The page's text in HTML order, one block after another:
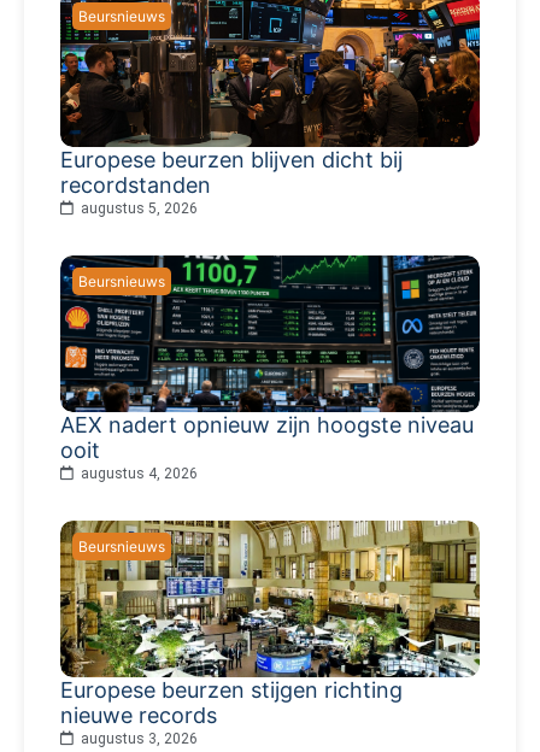
Beursnieuws
Europese beurzen blijven dicht bij
recordstanden
augustus 5, 2026
Beursnieuws
AEX nadert opnieuw zijn hoogste niveau
ooit
augustus 4, 2026
Beursnieuws
Europese beurzen stijgen richting
nieuwe records
augustus 3, 2026